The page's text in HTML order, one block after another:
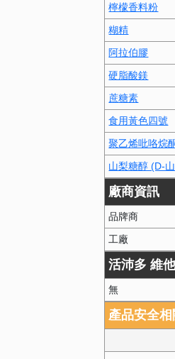
檸檬香料粉
糊精
阿拉伯膠
硬脂酸鎂
蔗糖素
食用黃色四號
聚乙烯吡咯烷
山梨糖醇 (D-
廠商資訊
品牌商
工廠
活沛多 維
無
產品安全